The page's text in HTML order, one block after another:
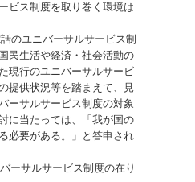
ビス制度を取り巻く環境は
のユニバーサルサービス制
民生活や経済・社会活動の
現行のユニバーサルサービ
提供状況等を踏まえて、見
ーサルサービス制度の対象
に当たっては、「我が国の
必要がある。」と答申され
ーサルサービス制度の在り